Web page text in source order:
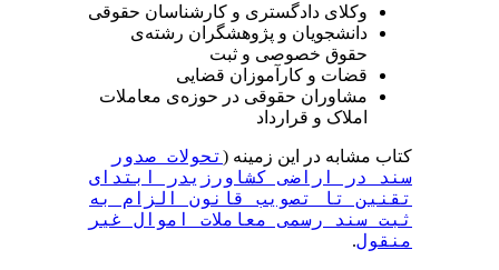
وکلای دادگستری و کارشناسان حقوقی
دانشجویان و پژوهشگران رشته‌ی
حقوق خصوصی و ثبت
قضات و کارآموزان قضایی
مشاوران حقوقی در حوزه‌ی معاملات
املاک و قرارداد
کتاب مشابه در این زمینه (تحولات صدور
سند در اراضی کشاورزیدر ابتدای
تقنین تا تصویب قانون الزام به
ثبت سند رسمی معاملات اموال غیر
منقول.